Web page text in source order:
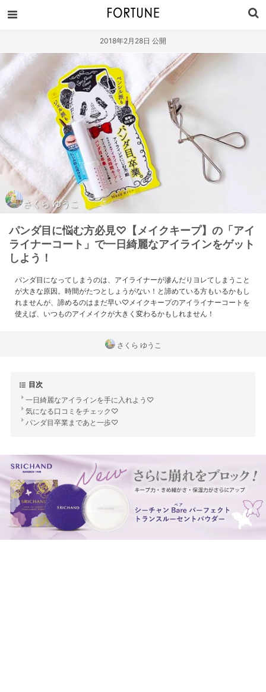
2018年2月28日 公開
さくら ゆうこ
パンダ目に悩む方必見♡【メイクキープ】の「アイ
ライナーコート」で一日綺麗なアイラインをゲット
しよう！
パンダ目になってしまうのは、アイライナーが滲んだりヨレてしまうこと
が大きな原因。時間がたつとしょうがない！と諦めている方もいるかもし
れませんが、諦めるのはまだ早い♡メイクキープのアイライナーコートを
使えば、いつものアイメイクが大きく変わるかもしれません！
さくら ゆうこ
目次
一日綺麗なアイラインを手に入れよう♡
気になる口コミをチェック♡
パンダ目卒業まであと一歩♡